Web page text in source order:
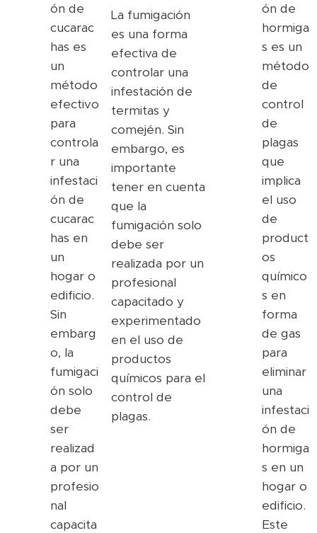
ón de
cucarac
has es
un
método
efectivo
para
controla
r una
infestaci
ón de
cucarac
has en
un
hogar o
edificio.
Sin
embarg
o, la
fumigaci
ón solo
debe
ser
realizad
a por un
profesio
nal
capacita
La fumigación
es una forma
efectiva de
controlar una
infestación de
termitas y
comején. Sin
embargo, es
importante
tener en cuenta
que la
fumigación solo
debe ser
realizada por un
profesional
capacitado y
experimentado
en el uso de
productos
químicos para el
control de
plagas.
ón de
hormiga
s es un
método
de
control
de
plagas
que
implica
el uso
de
product
os
químico
s en
forma
de gas
para
eliminar
una
infestaci
ón de
hormiga
s en un
hogar o
edificio.
Este